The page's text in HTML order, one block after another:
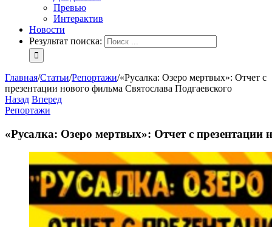
Превью
Интерактив
Новости
Результат поиска:
Главная/Статьи/Репортажи/«Русалка: Озеро мертвых»: Отчет с
презентации нового фильма Святослава Подгаевского
Назад Вперед
Репортажи
«Русалка: Озеро мертвых»: Отчет с презентации